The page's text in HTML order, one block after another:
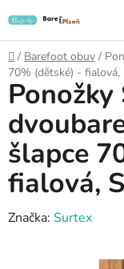
na
obsah
Domů
/ Barefoot obuv /
70% (dětské) - fialová,
šlapce
fialová,
Značka: Surtex